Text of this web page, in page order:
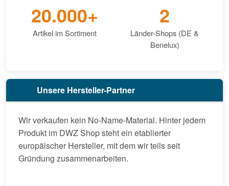
20.000+
Artikel im Sortiment
2
Länder-Shops (DE &
Benelux)
Unsere Hersteller-Partner
Wir verkaufen kein No-Name-Material. Hinter jedem
Produkt im DWZ Shop steht ein etablierter
europäischer Hersteller, mit dem wir teils seit
Gründung zusammenarbeiten.